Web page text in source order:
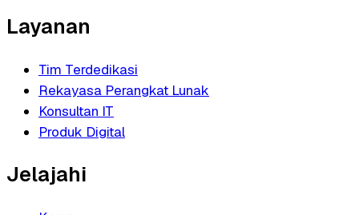
Layanan
Tim Terdedikasi
Rekayasa Perangkat Lunak
Konsultan IT
Produk Digital
Jelajahi